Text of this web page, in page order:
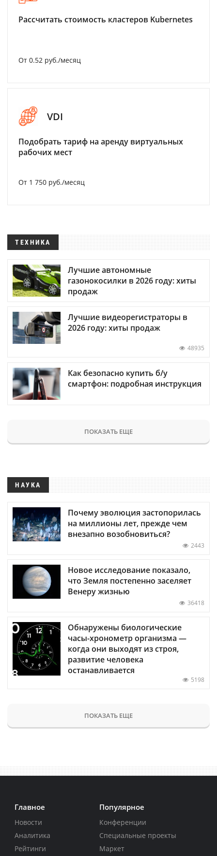
Рассчитать стоимость кластеров Kubernetes
От 0.52 руб./месяц
VDI
Подобрать тариф на аренду виртуальных
рабочих мест
От 1 750 руб./месяц
ТЕХНИКА
Лучшие автономные
газонокосилки в 2026 году: хиты
продаж
Лучшие видеорегистраторы в
2026 году: хиты продаж
48935
Как безопасно купить б/у
смартфон: подробная инструкция
ПОКАЗАТЬ ЕЩЕ
НАУКА
Почему эволюция застопорилась
на миллионы лет, прежде чем
внезапно возобновиться?
2443
Новое исследование показало,
что Земля постепенно заселяет
Венеру жизнью
36418
Обнаружены биологические
часы-хронометр организма —
когда они выходят из строя,
развитие человека
останавливается
5198
ПОКАЗАТЬ ЕЩЕ
Главное
Новости
Аналитика
Рейтинги
Популярное
Конференции
Специальные проекты
Маркет